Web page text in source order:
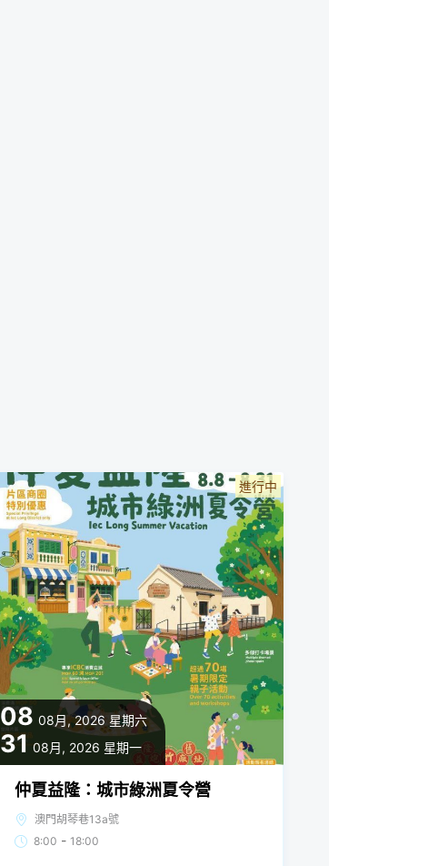
08 08月, 2026 星期六
31 08月, 2026 星期一
進行中
仲夏益隆：城市綠洲夏令營
澳門胡琴巷13a號
8:00 - 18:00